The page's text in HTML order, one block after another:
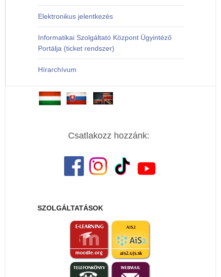
Elektronikus jelentkezés
Informatikai Szolgáltató Központ Ügyintéző
Portálja (ticket rendszer)
Hírarchívum
Csatlakozz hozzánk:
SZOLGÁLTATÁSOK